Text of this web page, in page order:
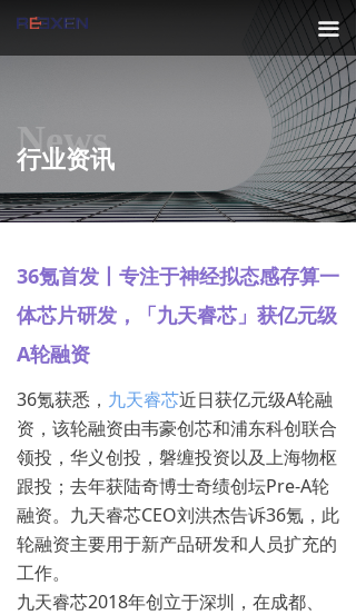
끀
36氪首发丨专注于神经拟态感存算一
体芯片研发，「九天睿芯」获亿元级
A轮融资
36氪获悉， 九天睿芯近日获亿元级A轮融
资，该轮融资由韦豪创芯和浦东科创联合
领投，华义创投，磐缠投资以及上海物枢
跟投；去年获陆奇博士奇绩创坛Pre-A轮
融资。九天睿芯CEO刘洪杰告诉36氪，此
轮融资主要用于新产品研发和人员扩充的
工作。
九天睿芯2018年创立于深圳，在成都、
News
行业资讯